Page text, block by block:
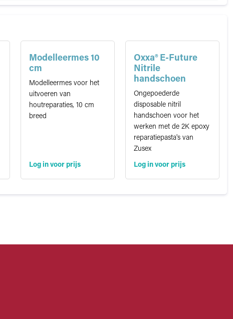
Modelleermes 10
cm
Modelleermes voor het
uitvoeren van
houtreparaties, 10 cm
breed
Log in voor prijs
Oxxa® E-Future
Nitrile
handschoen
Ongepoederde
disposable nitril
handschoen voor het
werken met de 2K epoxy
reparatiepasta's van
Zusex
Log in voor prijs